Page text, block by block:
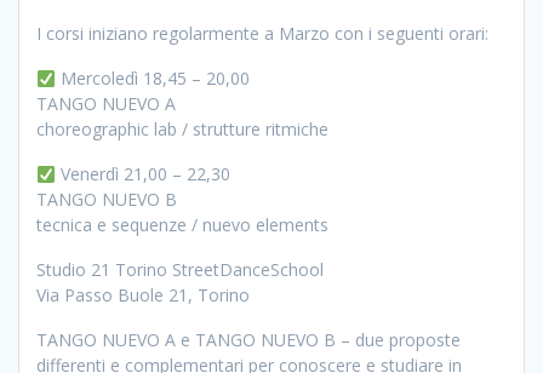
I corsi iniziano regolarmente a Marzo con i seguenti orari:
Mercoledì 18,45 – 20,00
TANGO NUEVO A
choreographic lab / strutture ritmiche
Venerdì 21,00 – 22,30
TANGO NUEVO B
tecnica e sequenze / nuevo elements
Studio 21 Torino StreetDanceSchool
Via Passo Buole 21, Torino
TANGO NUEVO A e TANGO NUEVO B – due proposte
differenti e complementari per conoscere e studiare in